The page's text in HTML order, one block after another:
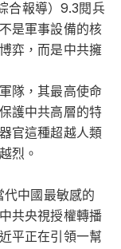
合報導）9.3閱兵
是軍事設備的核
弈，而是中共擁
隊，其最高使命
護中共高層的特
官這種超越人類
烈。
中國最敏感的
共央視授權轉播
平正在引領一幫